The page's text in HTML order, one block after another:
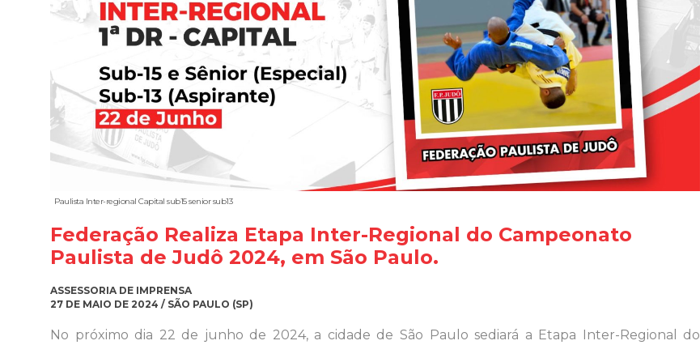
Paulista Inter-regional Capital sub15 senior sub13
Federação Realiza Etapa Inter-Regional do Campeonato
Paulista de Judô 2024, em São Paulo.
ASSESSORIA DE IMPRENSA
27 DE MAIO DE 2024 / SÃO PAULO (SP)
No próximo dia 22 de junho de 2024, a cidade de São Paulo sediará a Etapa Inter-Regional do